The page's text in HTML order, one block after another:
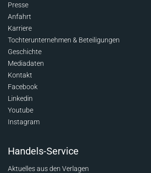
Presse
Anfahrt
Karriere
Tochterunternehmen & Beteiligungen
Geschichte
Mediadaten
Kontakt
Facebook
Linkedin
Youtube
Instagram
Handels-Service
Aktuelles aus den Verlagen